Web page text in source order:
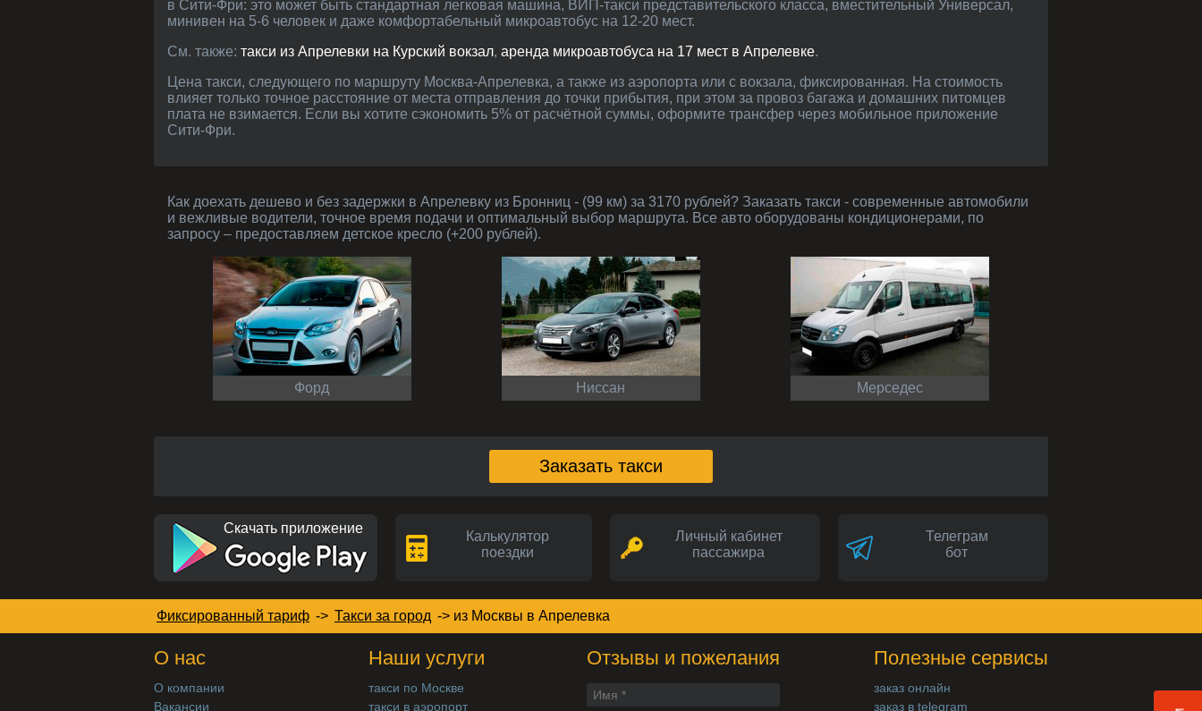
в Сити-Фри: это может быть стандартная легковая машина, ВИП-такси представительского класса, вместительный Универсал,
минивен на 5-6 человек и даже комфортабельный микроавтобус на 12-20 мест.
См. также: такси из Апрелевки на Курский вокзал, аренда микроавтобуса на 17 мест в Апрелевке.
Цена такси, следующего по маршруту Москва-Апрелевка, а также из аэропорта или с вокзала, фиксированная. На стоимость
влияет только точное расстояние от места отправления до точки прибытия, при этом за провоз багажа и домашних питомцев
плата не взимается. Если вы хотите сэкономить 5% от расчётной суммы, оформите трансфер через мобильное приложение
Сити-Фри.
Как доехать дешево и без задержки в Апрелевку из Бронниц - (99 км) за 3170 рублей? Заказать такси - современные автомобили
и вежливые водители, точное время подачи и оптимальный выбор маршрута. Все авто оборудованы кондиционерами, по
запросу – предоставляем детское кресло (+200 рублей).
Форд Ниссан Мерседес
Заказать такси
Скачать приложение
Калькулятор
поездки
Личный кабинет
пассажира
Телеграм
бот
Фиксированный тариф -> Такси за город -> из Москвы в Апрелевка
О нас
О компании
Вакансии
Наши услуги
такси по Москве
такси в аэропорт
Отзывы и пожелания Полезные сервисы
заказ онлайн
заказ в telegram